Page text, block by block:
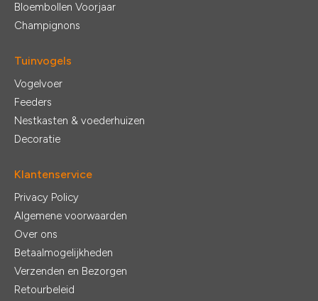
Bloembollen Voorjaar
Champignons
Tuinvogels
Vogelvoer
Feeders
Nestkasten & voederhuizen
Decoratie
Klantenservice
Privacy Policy
Algemene voorwaarden
Over ons
Betaalmogelijkheden
Verzenden en Bezorgen
Retourbeleid